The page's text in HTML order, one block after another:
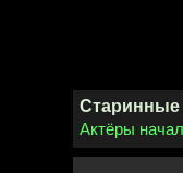
Старинные
Актёры